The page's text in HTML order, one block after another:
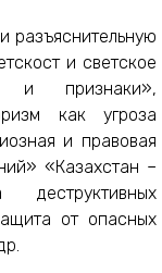
разъяснительную
и светское
и признаки»,
как угроза
и правовая
«Казахстан –
деструктивных
от опасных